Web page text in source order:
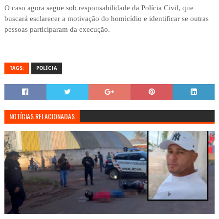
O caso agora segue sob responsabilidade da Polícia Civil, que
buscará esclarecer a motivação do homicídio e identificar se outras
pessoas participaram da execução.
TAGS: POLÍCIA
NOTÍCIAS RELACIONADAS